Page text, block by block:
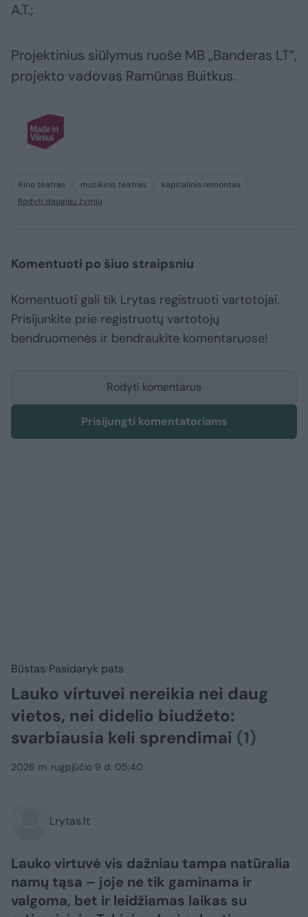
A.T.;
Projektinius siūlymus ruošė MB „Banderas LT“,
projekto vadovas Ramūnas Buitkus.
Kino teatras muzikinis teatras
kapitalinis remontas
Rodyti daugiau žymių
Komentuoti po šiuo straipsniu
Komentuoti gali tik Lrytas registruoti vartotojai.
Prisijunkite prie registruotų vartotojų
bendruomenės ir bendraukite komentaruose!
Rodyti komentarus
Prisijungti komentatoriams
Būstas Pasidaryk pats
Lauko virtuvei nereikia nei daug
vietos, nei didelio biudžeto:
svarbiausia keli sprendimai (1)
2026 m. rugpjūčio 9 d. 05:40
Lrytas.lt
Lauko virtuvė vis dažniau tampa natūralia
namų tąsa – joje ne tik gaminama ir
valgoma, bet ir leidžiamas laikas su